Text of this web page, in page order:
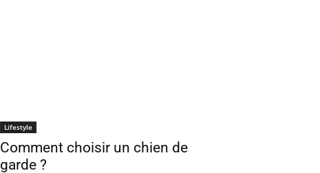
Lifestyle
Comment choisir un chien de
garde ?